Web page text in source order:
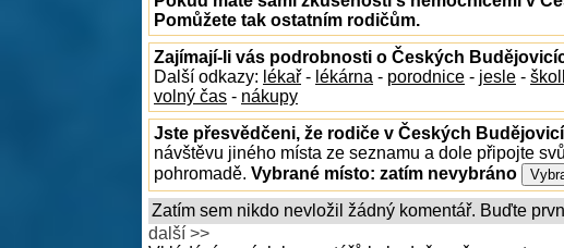
Pomůžete tak ostatním rodičům.
Zajímají-li vás podrobnosti o Českých
Další odkazy: lékař - lékárna - porodnice - jesle -
volný čas - nákupy
Jste přesvědčeni, že rodiče v Českých
návštěvu jiného místa ze seznamu a dole připojte
pohromadě. Vybrané místo: zatím nevybráno
Zatím sem nikdo nevložil žádný komentář. Buďte
další >>